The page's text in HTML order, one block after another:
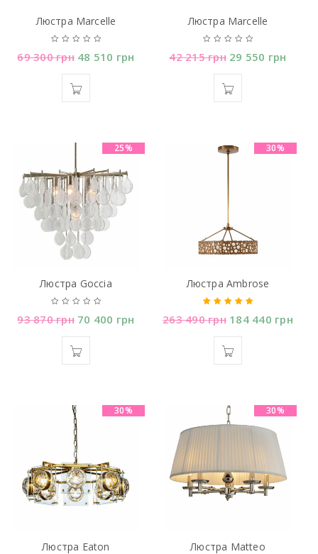
Люстра Marcelle
69 300грн 48 510 грн
Люстра Marcelle
42 215грн 29 550 грн
25%
Люстра Goccia
93 870грн 70 400 грн
30%
Люстра Ambrose
Оцінено в
263 490грн 184 440 грн
30%
Люстра Eaton
30%
Люстра Matteo